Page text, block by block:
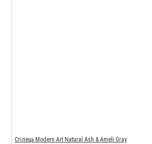
Стілець Modern Art Natural Ash & Ameli Gray